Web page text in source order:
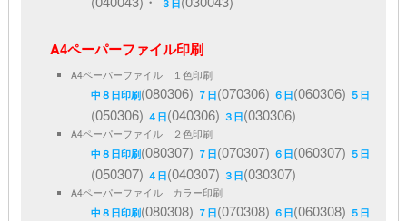
３日
A4ペーパーファイル印刷
A4ペーパーファイル １色印刷
中８日印刷(080306) ７日(070306) ６日(060306) ５日
(050306) ４日(040306) ３日(030306)
A4ペーパーファイル ２色印刷
中８日印刷(080307) ７日(070307) ６日(060307) ５日
(050307) ４日(040307) ３日(030307)
A4ペーパーファイル カラー印刷
中８日印刷(080308) ７日(070308) ６日(060308) ５日